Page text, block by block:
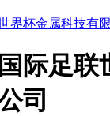
际足联
司